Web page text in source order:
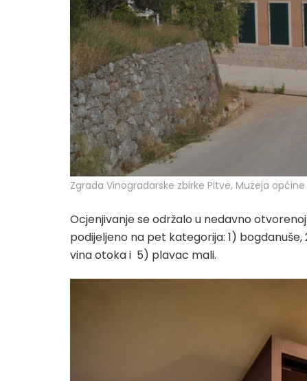
Zgrada Vinogradarske zbirke Pitve, Muzeja općine
Ocjenjivanje se održalo u nedavno otvorenoj
podijeljeno na pet kategorija: 1)
vina otoka i 5) plavac mali.